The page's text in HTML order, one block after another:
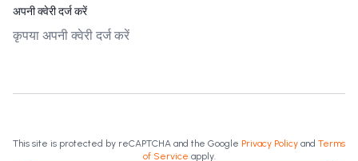
अपनी क्वेरी दर्ज करें
This site is protected by reCAPTCHA and the Google Privacy Policy and Terms
of Service apply.